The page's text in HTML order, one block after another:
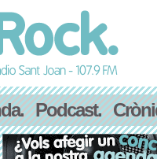
Podcast.